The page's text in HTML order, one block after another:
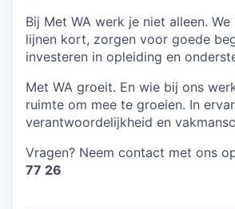
Bij Met WA werk je niet alleen.
lijnen kort, zorgen voor goede
investeren in opleiding en
Met WA groeit. En wie bij ons
ruimte om mee te groeien. In
verantwoordelijkheid en
Vragen? Neem contact met ons
77 26